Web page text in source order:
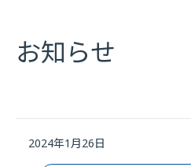
お知らせ
2024年1月26日